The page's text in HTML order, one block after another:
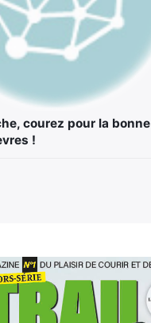
courez pour la bonne
!